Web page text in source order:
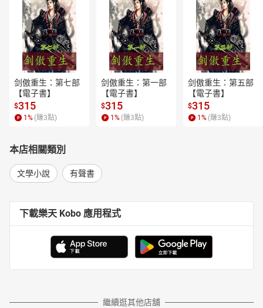
剑傲重生：第七部
【電子書】
$315
1 % (賺3點)
剑傲重生：第一部
【電子書】
$315
1 % (賺3點)
剑傲重生：第五部
【電子書】
$315
1 % (賺3點)
本店相關類別
文學小說 有聲書
下載樂天 Kobo 應用程式
繼續逛其他店舖